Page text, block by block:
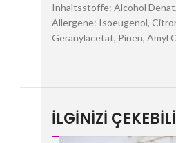
Inhaltsstoffe: Alcohol
Allergene: Isoeugenol,
Geranylacetat, Pinen, Amyl
İLGİNİZİ